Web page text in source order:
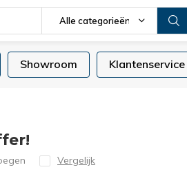
Alle categorieën
Showroom Klantenservice
Vergelijk